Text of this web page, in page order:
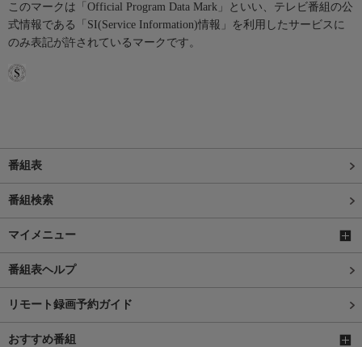
このマークは「Official Program Data Mark」といい、テレビ番組の公
式情報である「SI(Service Information)情報」を利用したサービスに
のみ表記が許されているマークです。
番組表
番組検索
マイメニュー
番組表ヘルプ
リモート録画予約ガイド
おすすめ番組